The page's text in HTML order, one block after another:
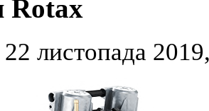
Rotax
листопада